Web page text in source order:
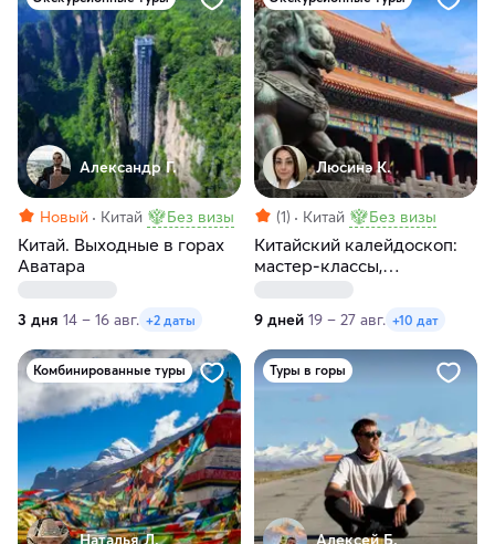
Александр Г.
Новый Китай Без визы
Китай. Выходные в горах
Аватара
3 дня 14 – 16 авг. +2 даты
Люсинэ К.
(1) Китай Без визы
Китайский калейдоскоп:
мастер-классы,
мегаполисы и внеземные
пейзажи
9 дней 19 – 27 авг. +10 дат
Комбинированные туры
Наталья Л.
Туры в горы
Алексей Б.